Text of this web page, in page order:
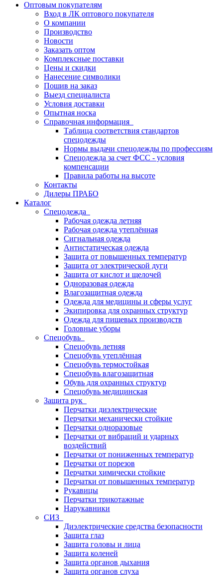
Оптовым покупателям
Вход в ЛК оптового покупателя
О компании
Производство
Новости
Заказать оптом
Комплексные поставки
Цены и скидки
Нанесение символики
Пошив на заказ
Выезд специалиста
Условия доставки
Опытная носка
Справочная информация
Таблица соответствия стандартов
спецодежды
Нормы выдачи спецодежды по профессиям
Спецодежда за счет ФСС - условия
компенсации
Правила работы на высоте
Контакты
Дилеры ПРАБО
Каталог
Спецодежда
Рабочая одежда летняя
Рабочая одежда утеплённая
Сигнальная одежда
Антистатическая одежда
Защита от повышенных температур
Защита от электрической дуги
Защита от кислот и щелочей
Одноразовая одежда
Влагозащитная одежда
Одежда для медицины и сферы услуг
Экипировка для охранных структур
Одежда для пищевых производств
Головные уборы
Спецобувь
Спецобувь летняя
Спецобувь утеплённая
Спецобувь термостойкая
Спецобувь влагозащитная
Обувь для охранных структур
Спецобувь медицинская
Защита рук
Перчатки диэлектрические
Перчатки механически стойкие
Перчатки одноразовые
Перчатки от вибраций и ударных
воздействий
Перчатки от пониженных температур
Перчатки от порезов
Перчатки химически стойкие
Перчатки от повышенных температур
Рукавицы
Перчатки трикотажные
Нарукавники
СИЗ
Диэлектрические средства безопасности
Защита глаз
Защита головы и лица
Защита коленей
Защита органов дыхания
Защита органов слуха